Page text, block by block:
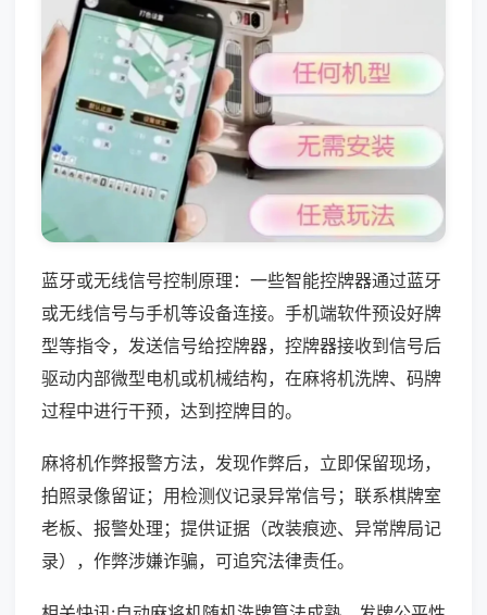
蓝牙或无线信号控制原理：一些智能控牌器通过蓝牙
或无线信号与手机等设备连接。手机端软件预设好牌
型等指令，发送信号给控牌器，控牌器接收到信号后
驱动内部微型电机或机械结构，在麻将机洗牌、码牌
过程中进行干预，达到控牌目的。
麻将机作弊报警方法，发现作弊后，立即保留现场，
拍照录像留证；用检测仪记录异常信号；联系棋牌室
老板、报警处理；提供证据（改装痕迹、异常牌局记
录），作弊涉嫌诈骗，可追究法律责任。